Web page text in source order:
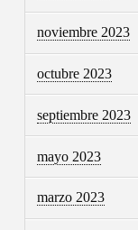
noviembre 2023
octubre 2023
septiembre 2023
mayo 2023
marzo 2023